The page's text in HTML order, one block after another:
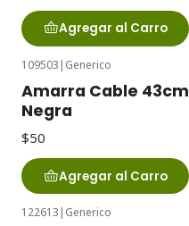
Agregar al Carro
109503 | Generico
Amarra Cable 43cm
Negra
$50
Agregar al Carro
122613 | Generico